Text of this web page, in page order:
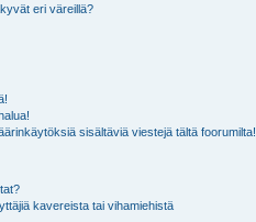
eri väreillä?
sisältäviä viestejä tältä foorumilta!
kavereista tai vihamiehistä